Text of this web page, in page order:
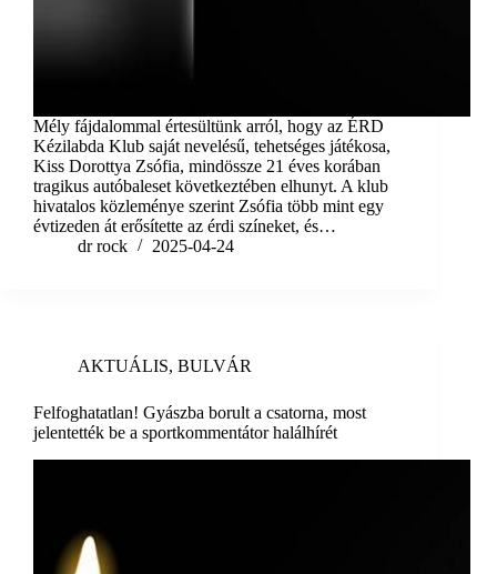
Mély fájdalommal értesültünk arról, hogy az ÉRD
Kézilabda Klub saját nevelésű, tehetséges játékosa,
Kiss Dorottya Zsófia, mindössze 21 éves korában
tragikus autóbaleset következtében elhunyt. A klub
hivatalos közleménye szerint Zsófia több mint egy
évtizeden át erősítette az érdi színeket, és…
dr rock
2025-04-24
AKTUÁLIS, BULVÁR
Felfoghatatlan! Gyászba borult a csatorna, most
jelentették be a sportkommentátor halálhírét